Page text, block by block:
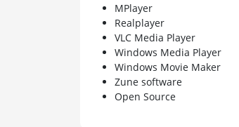
MPlayer
Realplayer
VLC Media Player
Windows Media Player
Windows Movie Maker
Zune software
Open Source